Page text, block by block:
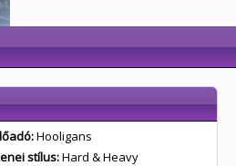
Hooligans
stílus:Hard & Heavy